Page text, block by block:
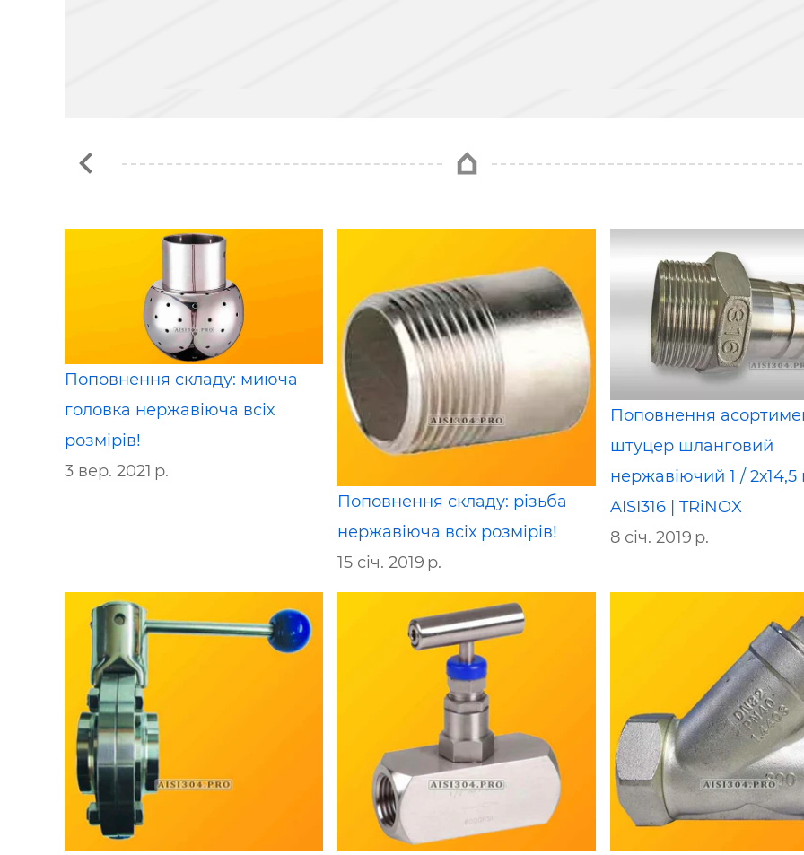
Поповнення складу: миюча
головка нержавіюча всіх
розмірів!
3 вер. 2021 р.
Поповнення складу: різьба
нержавіюча всіх розмірів!
15 січ. 2019 р.
Поповнення
штуцер шланговий
нержавіючий 1 /
AISI316 | TRiNOX
8 січ. 2019 р.